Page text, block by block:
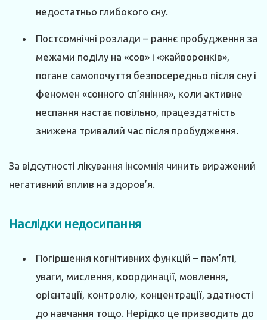
недостатньо глибокого сну.
Постсомнічні розлади – раннє пробудження за
межами поділу на «сов» і «жайворонків»,
погане самопочуття безпосередньо після сну і
феномен «сонного сп’яніння», коли активне
неспання настає повільно, працездатність
знижена тривалий час після пробудження.
За відсутності лікування інсомнія чинить виражений
негативний вплив на здоров’я.
Наслідки недосипання
Погіршення когнітивних функцій – пам’яті,
уваги, мислення, координації, мовлення,
орієнтації, контролю, концентрації, здатності
до навчання тощо. Нерідко це призводить до